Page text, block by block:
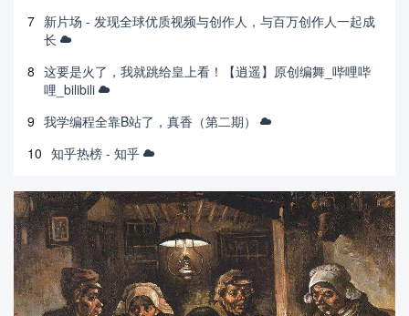
7 新片场 - 发现全球优质视频与创作人，与百万创作人一起成
长
8 这要是火了，我就跳给皇上看！【逍遥】原创编舞_哔哩哔
哩_bilibili
9 我学编程全靠B站了，真香（第二期）
10 知乎热榜 - 知乎